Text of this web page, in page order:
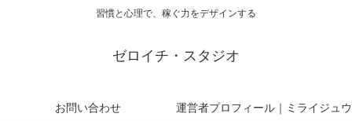
習慣と心理で、稼ぐ力をデザインする
ゼロイチ・スタジオ
お問い合わせ 運営者プロフィール｜ミライジュウ